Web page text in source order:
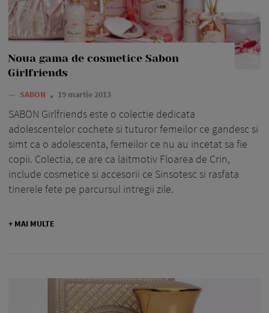
Noua gama de cosmetice Sabon
Girlfriends
— SABON 19 martie 2013
SABON Girlfriends este o colectie dedicata
adolescentelor cochete si tuturor femeilor ce gandesc si
simt ca o adolescenta, femeilor ce nu au incetat sa fie
copii. Colectia, ce are ca laitmotiv Floarea de Crin,
include cosmetice si accesorii ce Sinsotesc si rasfata
tinerele fete pe parcursul intregii zile.
+ MAI MULTE